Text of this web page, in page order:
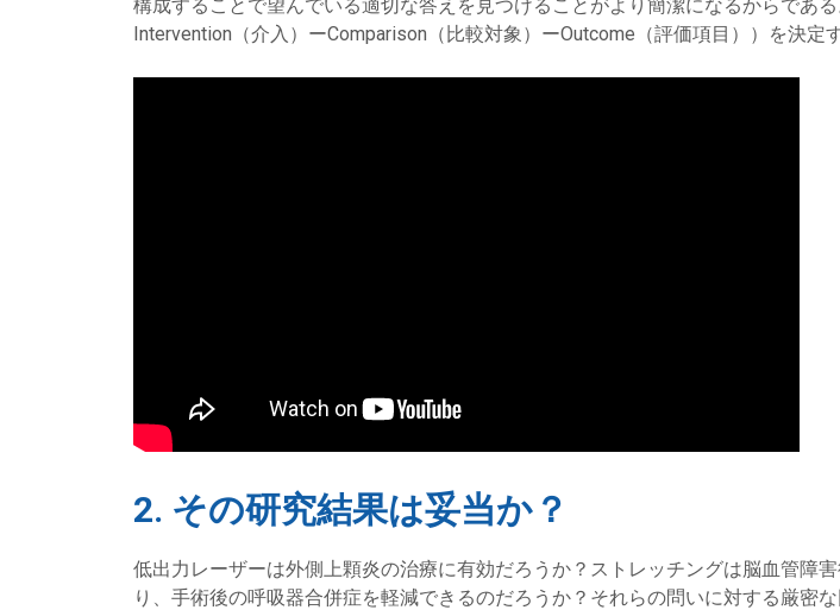
構成することで望んでいる適切な答えを見つけることがより簡潔になるからであ
Intervention（介入）ーComparison（比較対象）ーOutcome（評価項目））を決定
2. その研究結果は妥当か？
低出力レーザーは外側上顆炎の治療に有効だろうか？ストレッチングは脳血管障
り、手術後の呼吸器合併症を軽減できるのだろうか？それらの問いに対する厳密